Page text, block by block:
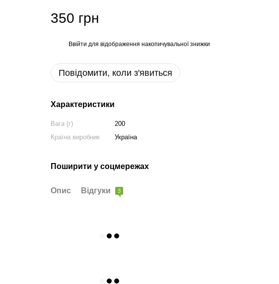
350 грн
Ввійти для відображення накопичувальної знижки
Повідомити, коли з'явиться
Характеристики
Вага (г)
200
Країна виробник
Україна
Поширити у соцмережах
Опис Відгуки 3